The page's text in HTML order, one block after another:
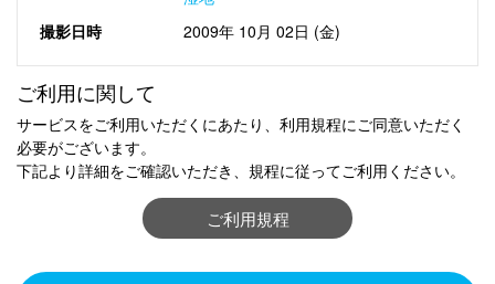
撮影日時
2009年 10月 02日 (金)
ご利用に関して
サービスをご利用いただくにあたり、利用規程にご同意いただく
必要がございます。
下記より詳細をご確認いただき、規程に従ってご利用ください。
ご利用規程